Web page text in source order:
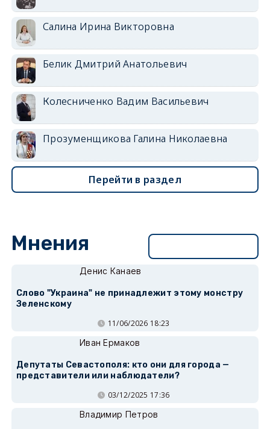
Салина Ирина Викторовна
Белик Дмитрий Анатольевич
Колесниченко Вадим Васильевич
Прозуменщикова Галина Николаевна
Перейти в раздел
Мнения
Денис Канаев
Слово "Украина" не принадлежит этому монстру
Зеленскому
11/06/2026 18:23
Иван Ермаков
Депутаты Севастополя: кто они для города —
представители или наблюдатели?
03/12/2025 17:36
Владимир Петров